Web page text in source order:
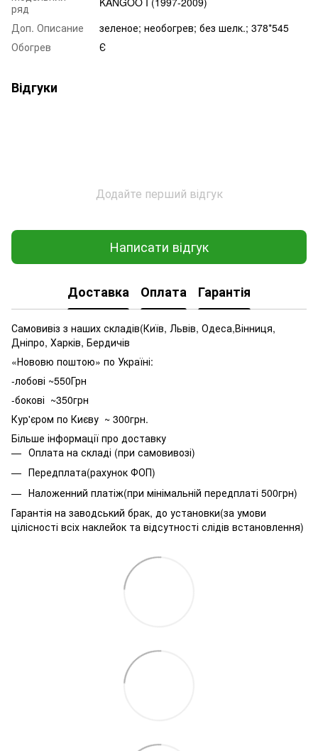
ряд
Доп. Описание
зеленое; необогрев; без шелк.; 378*545
Обогрев
Є
Відгуки
Додайте перший відгук
Написати відгук
Доставка Оплата Гарантія
Самовивіз з наших складів(Київ, Львів, Одеса,Вінниця,
Дніпро, Харків, Бердичів
«Нововю поштою» по Україні:
-лобові ~550Грн
-бокові ~350грн
Кур'єром по Києву ~ 300грн.
Більше інформації про доставку
Оплата на складі (при самовивозі)
Передплата(рахунок ФОП)
Наложенний платіж(при мінімальній передплаті 500грн)
Гарантія на заводський брак, до установки(за умови
цілісності всіх наклейок та відсутності слідів встановлення)